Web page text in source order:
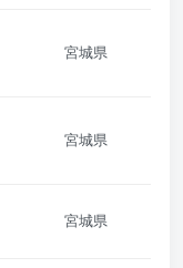
宮城県
宮城県
宮城県